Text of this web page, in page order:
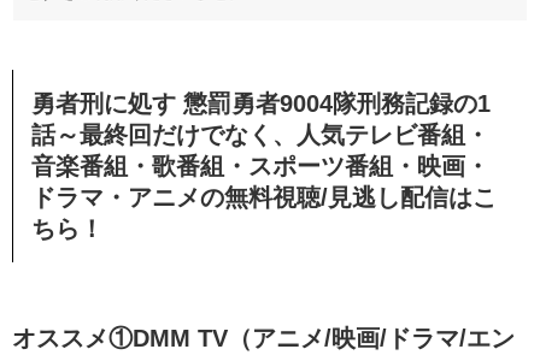
勇者刑に処す 懲罰勇者9004隊刑務記録の1
話～最終回だけでなく、
人気テレビ番組・
音楽番組・歌番組・スポーツ番組・映画・
ドラマ・アニメの無料視聴/見逃し配信はこ
ちら！
オススメ①DMM TV（アニメ/映画/ドラマ/エン